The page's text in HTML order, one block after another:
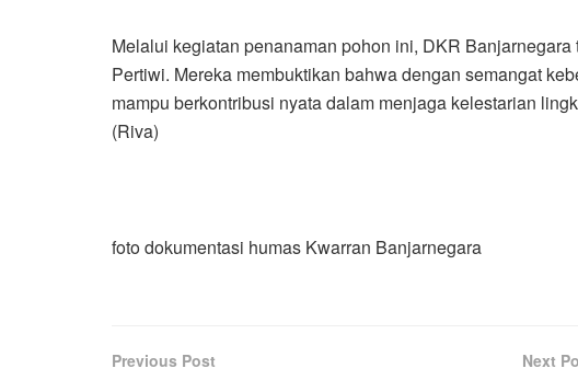
Melalui kegiatan penanaman pohon ini, DKR
Pertiwi. Mereka membuktikan bahwa dengan semangat
mampu berkontribusi nyata dalam menjaga kelestarian
(Riva)
foto dokumentasi humas Kwarran Banjarnegara
Previous Post Next